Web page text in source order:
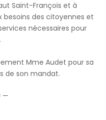
Saint-François et à
besoins des citoyennes et
nécessaires pour
Mme Audet pour sa
de son mandat.
—